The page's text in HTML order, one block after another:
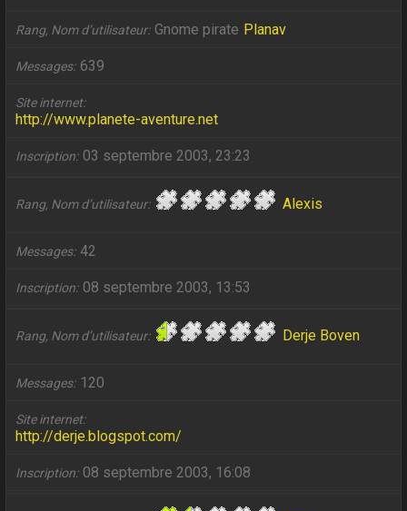
Rang, Nom d’utilisateur Gnome pirate Planav
Messages 639
Site internet
http://www.planete-aventure.net
Inscription 03 septembre 2003, 23:23
Rang, Nom d’utilisateur Alexis
Messages 42
Inscription 08 septembre 2003, 13:53
Rang, Nom d’utilisateur Derje Boven
Messages 120
Site internet
http://derje.blogspot.com/
Inscription 08 septembre 2003, 16:08